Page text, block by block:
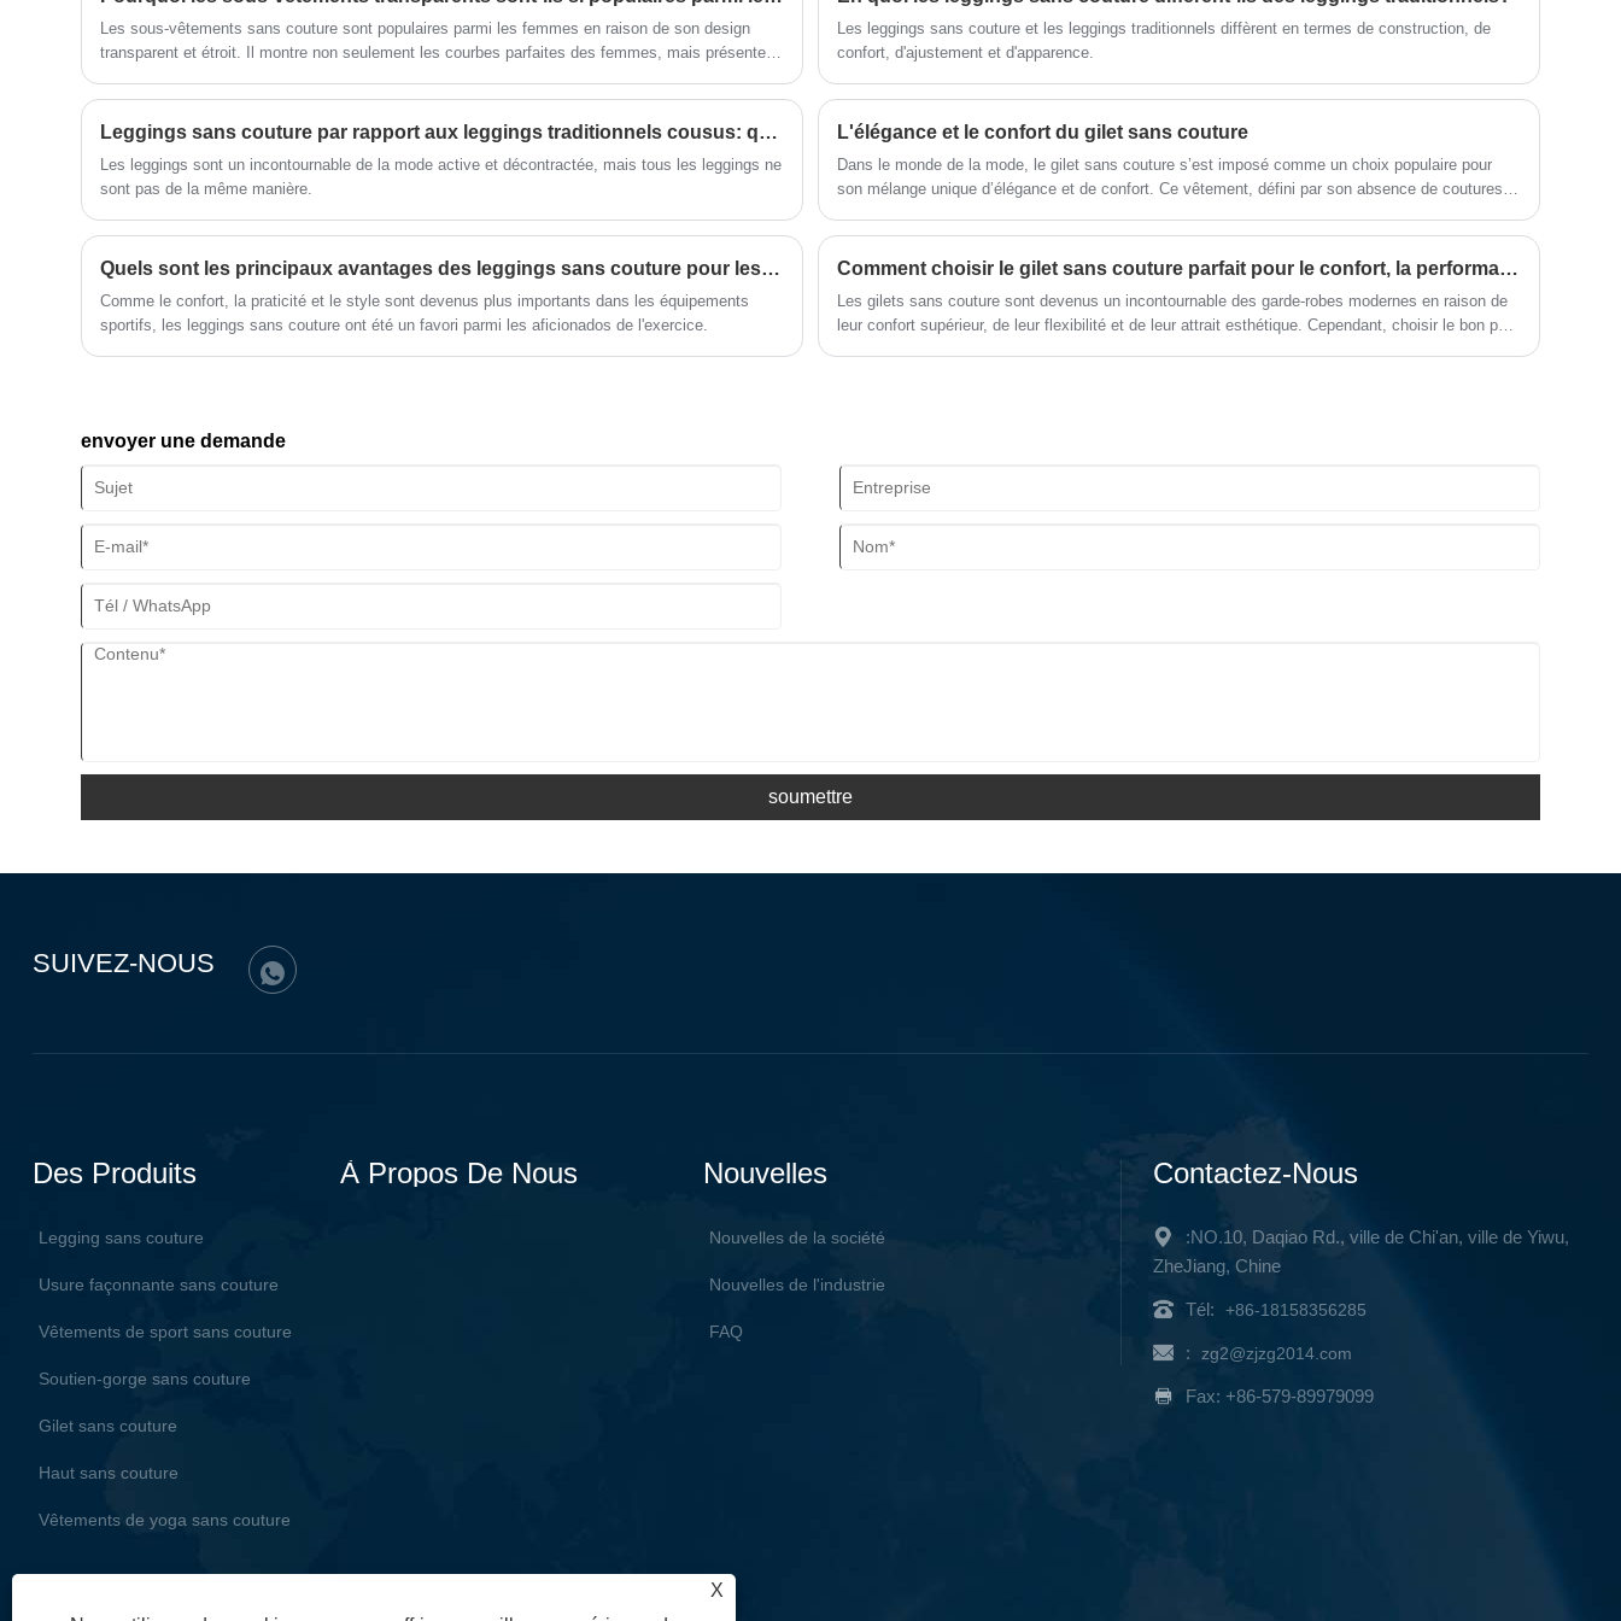
réforme, mécanisme d'innovation,
s'adapter au marché, développement
force technique forte, continuera à
approfondir la réforme, le mécanisme
d'innovation, l'adaptation au marché, le
développement global, l'accueil d'amis
de tous horizons venus visiter,
l'orientation et les négociations
commerciales.
forte force technique, continuera
développement complet, les amis
bienvenus de tous les horizons viennent
commerciales.
Les sous-vêtements sans couture sont populaires parmi les femmes en raison de son design
transparent et étroit. Il montre non seulement les courbes parfaites des femmes, mais présente
Les leggings sans couture et les leggings traditionnels diffèrent en termes de construction, de
confort, d'ajustement et d'apparence.
Leggings sans couture par rapport aux leggings traditionnels cousus: quelle est la différence?
Les leggings sont un incontournable de la mode active et décontractée, mais tous les leggings ne
sont pas de la même manière.
L'élégance et le confort du gilet sans couture
Dans le monde de la mode, le gilet sans couture s’est imposé comme un choix populaire pour
son mélange unique d’élégance et de confort. Ce vêtement, défini par son absence de coutures
Quels sont les principaux avantages des leggings sans couture pour les activités sportives?
Comme le confort, la praticité et le style sont devenus plus importants dans les équipements
sportifs, les leggings sans couture ont été un favori parmi les aficionados de l'exercice.
Comment choisir le gilet sans couture parfait pour le confort, la performance et le style ?
Les gilets sans couture sont devenus un incontournable des garde-robes modernes en raison de
leur confort supérieur, de leur flexibilité et de leur attrait esthétique. Cependant, choisir le bon peut
envoyer une demande
soumettre
SUIVEZ-NOUS
Des Produits
Legging sans couture
Usure façonnante sans couture
Vêtements de sport sans couture
Soutien-gorge sans couture
Gilet sans couture
Haut sans couture
Vêtements de yoga sans couture
À Propos De Nous Nouvelles
Nouvelles de la société
Nouvelles de l'industrie
FAQ
Contactez-Nous
:NO.10, Daqiao Rd., ville de Chi'an, ville de Yiwu,
ZheJiang, Chine
Tél: +86-18158356285
: zg2@zjzg2014.com
Fax: +86-579-89979099
X